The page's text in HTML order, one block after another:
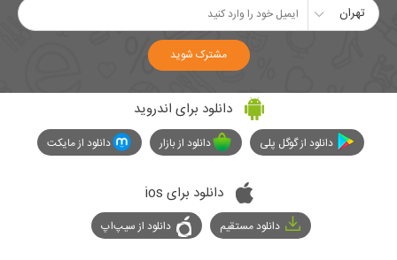
تهران
مشترک شوید
دانلود برای اندروید
دانلود از گوگل پلی دانلود از بازار دانلود از مایکت
دانلود برای ios
دانلود مستقیم دانلود از سیپ‌اپ